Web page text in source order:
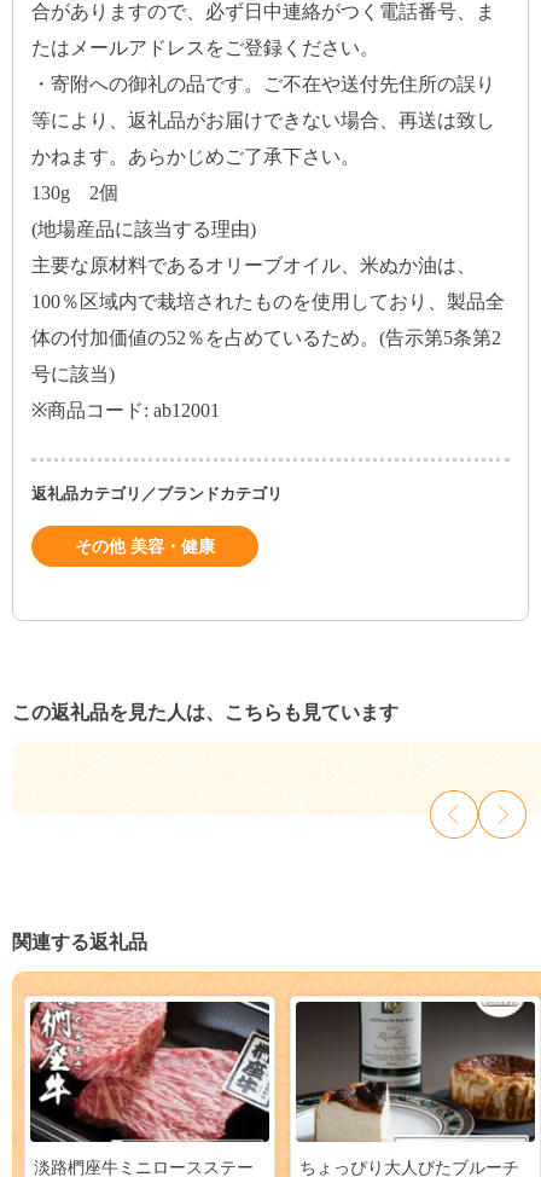
合がありますので、必ず日中連絡がつく電話番号、ま
たはメールアドレスをご登録ください。
・寄附への御礼の品です。ご不在や送付先住所の誤り
等により、返礼品がお届けできない場合、再送は致し
かねます。あらかじめご了承下さい。
130g 2個
(地場産品に該当する理由)
主要な原材料であるオリーブオイル、米ぬか油は、
100％区域内で栽培されたものを使用しており、製品全
体の付加価値の52％を占めているため。(告示第5条第2
号に該当)
※商品コード: ab12001
返礼品カテゴリ／ブランドカテゴリ
その他 美容・健康
この返礼品を見た人は、こちらも見ています
関連する返礼品
淡路椚座牛ミニロースステー ちょっぴり大人びたブルーチ